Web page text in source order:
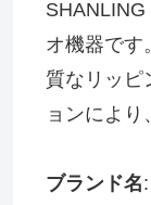
オ機器です
質なリッピ
ョンにより
ブランド名